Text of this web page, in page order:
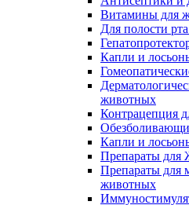
Витамины для
Для полости
Капли и
животных
Контрацепция
Капли и
Препараты
Препараты для
животных